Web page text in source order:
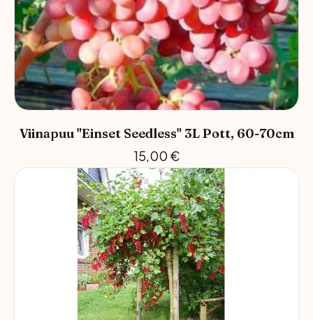
Viinapuu "Einset Seedless" 3L Pott, 60-70cm
15,00 €